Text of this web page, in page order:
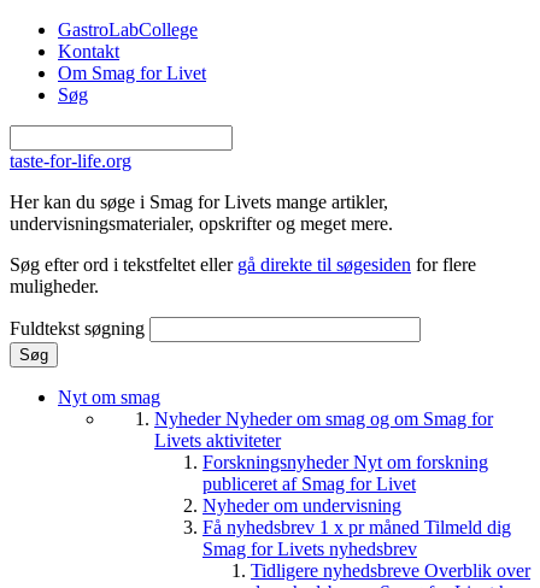
Gå til hovedindhold
GastroLabCollege
Kontakt
Om Smag for Livet
Søg
taste-for-life.org
Her kan du søge i Smag for Livets mange artikler,
undervisningsmaterialer, opskrifter og meget mere.
Søg efter ord i tekstfeltet eller gå direkte til søgesiden for flere
muligheder.
Fuldtekst søgning
Nyt om smag
NyhederNyheder om smag og om Smag for
Livets aktiviteter
ForskningsnyhederNyt om forskning
publiceret af Smag for Livet
Nyheder om undervisning
Få nyhedsbrev 1 x pr måned Tilmeld dig
Smag for Livets nyhedsbrev
Tidligere nyhedsbreve Overblik over